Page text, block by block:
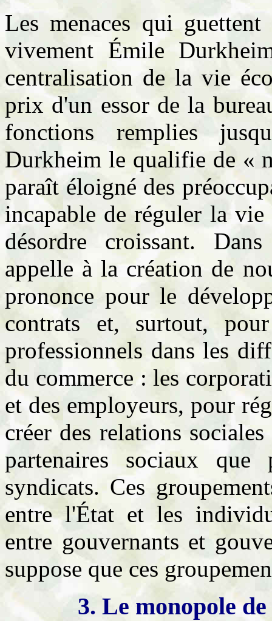
Les menaces qui
vivement Émile
centralisation de la vie
prix d'un essor de la
fonctions remplies
Durkheim le qualifie de «
paraît éloigné des
incapable de réguler la
désordre croissant.
appelle à la création de
prononce pour le
contrats et, surtout,
professionnels dans les
du commerce : les
et des employeurs, pour
créer des relations
partenaires sociaux que
syndicats. Ces
entre l'État et les
entre gouvernants et
suppose que ces
3. Le monopole